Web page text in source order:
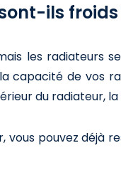
ils froids
les radiateurs
capacité de vos
du radiateur,
pouvez déjà